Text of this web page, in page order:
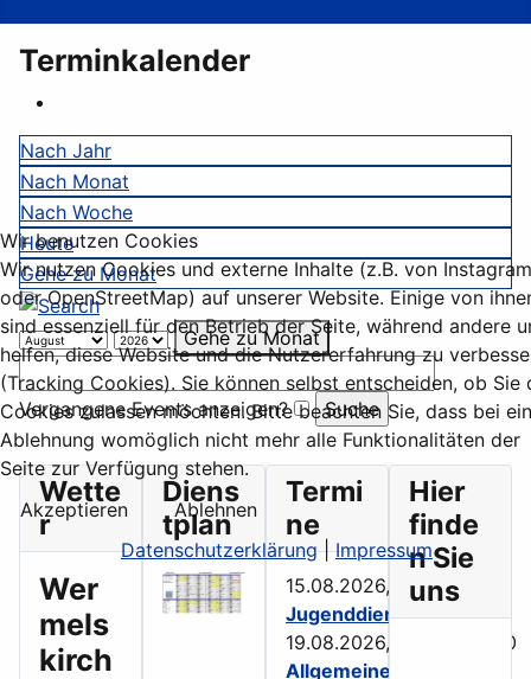
Terminkalender
Nach Jahr
Nach Monat
Nach Woche
Heute
Gehe zu Monat
Gehe zu Monat
Vergangene Events anzeigen?
Wette
r
Wer
mels
kirch
Diens
tplan
Termi
ne
15.08.2026, 10:00-
Jugenddienst
19.08.2026, 19:00
22:00
Allgemeiner Dienst
Hier
finde
n Sie
uns
Wir benutzen Cookies
Wir nutzen Cookies und externe Inhalte (z.B. von Instagram
oder OpenStreetMap) auf unserer Website. Einige von
sind essenziell für den Betrieb der Seite, während andere
helfen, diese Website und die Nutzererfahrung zu
(Tracking Cookies). Sie können selbst entscheiden, ob Sie
Cookies zulassen möchten. Bitte beachten Sie, dass bei
Ablehnung womöglich nicht mehr alle Funktionalitäten der
Seite zur Verfügung stehen.
Akzeptieren
Ablehnen
Datenschutzerklärung|Impressum